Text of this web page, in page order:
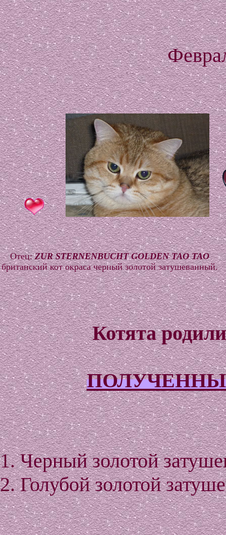
Отец:ZUR STERNENBUCHT GOLDEN TAO TAO
британский кот окраса черный золотой затушеванный.
Котята
1. Черный золотой
2. Голубой золотой